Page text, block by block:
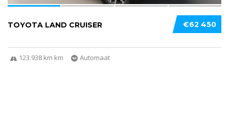
€62 450
TOYOTA LAND CRUISER
123.938 km km Automaat